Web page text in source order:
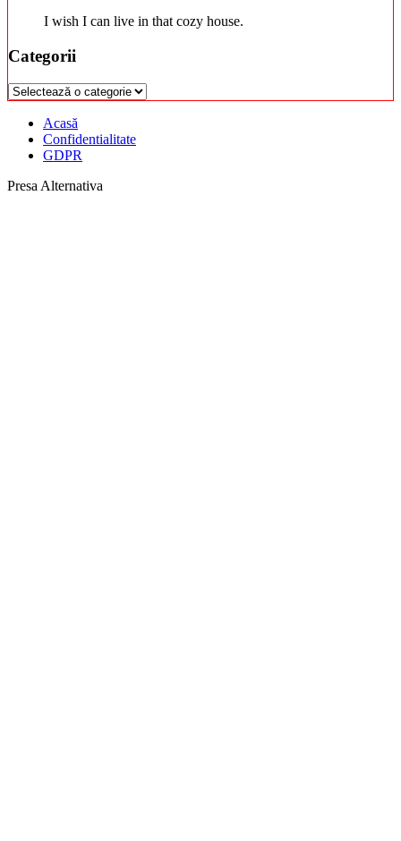
I wish I can live in that cozy house.
Categorii
Categorii
Acasă
Confidentialitate
GDPR
Presa Alternativa